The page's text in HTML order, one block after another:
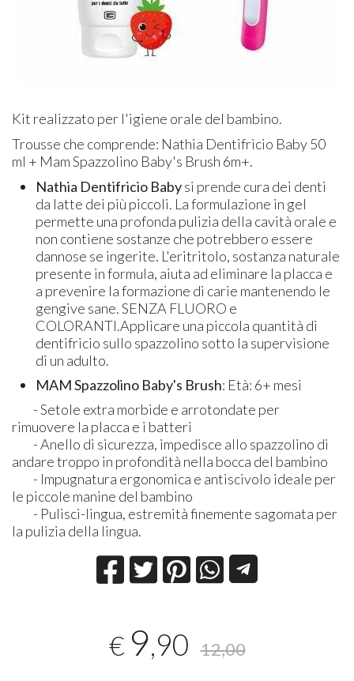
Kit realizzato per l'igiene orale del bambino.
Trousse che comprende: Nathia Dentifricio Baby 50
ml + Mam Spazzolino Baby's Brush 6m+.
Nathia Dentifricio Babysi prende cura dei denti
da latte dei più piccoli. La formulazione in gel
permette una profonda pulizia della cavità orale e
non contiene sostanze che potrebbero essere
dannose se ingerite. L'eritritolo, sostanza naturale
presente in formula, aiuta ad eliminare la placca e
a prevenire la formazione di carie mantenendo le
gengive sane. SENZA FLUORO e
COLORANTI.Applicare una piccola quantità di
dentifricio sullo spazzolino sotto la supervisione
di un adulto.
MAM Spazzolino Baby's Brush: Età: 6+ mesi
- Setole extra morbide e arrotondate per
rimuovere la placca e i batteri
- Anello di sicurezza, impedisce allo spazzolino di
andare troppo in profondità nella bocca del bambino
- Impugnatura ergonomica e antiscivolo ideale per
le piccole manine del bambino
- Pulisci-lingua, estremità finemente sagomata per
la pulizia della lingua.
€ 9,90 12,00